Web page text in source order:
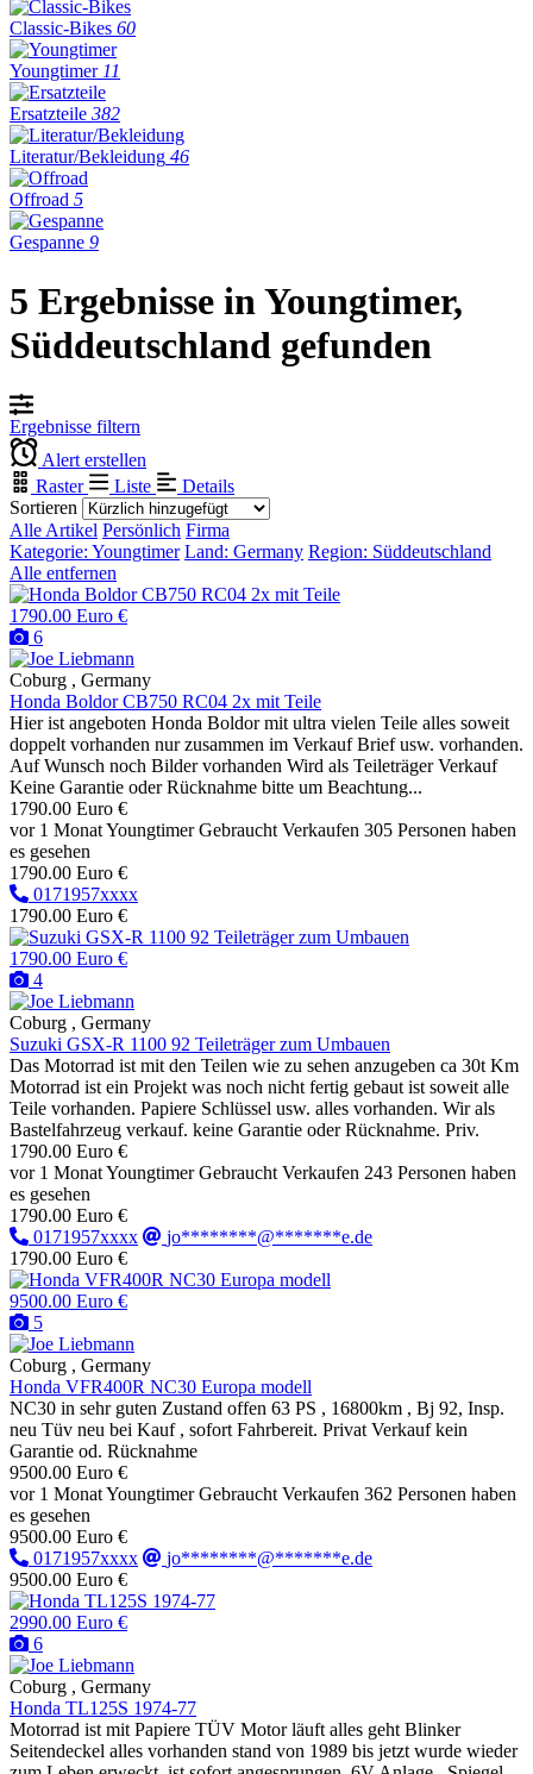
Classic-Bikes 60
Youngtimer 11
Ersatzteile 382
Literatur/Bekleidung 46
Offroad 5
Gespanne 9
5 Ergebnisse in Youngtimer,
Süddeutschland gefunden
Ergebnisse filtern
Alert erstellen
Raster
Liste
Details
Sortieren
Alle Artikel Persönlich Firma
Kategorie: Youngtimer Land: Germany Region: Süddeutschland
Alle entfernen
1790.00 Euro €
6
Coburg , Germany
Honda Boldor CB750 RC04 2x mit Teile
Hier ist angeboten Honda Boldor mit ultra vielen Teile alles soweit
doppelt vorhanden nur zusammen im Verkauf Brief usw. vorhanden.
Auf Wunsch noch Bilder vorhanden Wird als Teileträger Verkauf
Keine Garantie oder Rücknahme bitte um Beachtung...
1790.00 Euro €
vor 1 MonatYoungtimer Gebraucht Verkaufen 305 Personen haben
es gesehen
1790.00 Euro €
0171957xxxx
1790.00 Euro €
1790.00 Euro €
4
Coburg , Germany
Suzuki GSX-R 1100 92 Teileträger zum Umbauen
Das Motorrad ist mit den Teilen wie zu sehen anzugeben ca 30t Km
Motorrad ist ein Projekt was noch nicht fertig gebaut ist soweit alle
Teile vorhanden. Papiere Schlüssel usw. alles vorhanden. Wir als
Bastelfahrzeug verkauf. keine Garantie oder Rücknahme. Priv.
1790.00 Euro €
vor 1 MonatYoungtimer Gebraucht Verkaufen 243 Personen haben
es gesehen
1790.00 Euro €
0171957xxxx
jo********@*******e.de
1790.00 Euro €
9500.00 Euro €
5
Coburg , Germany
Honda VFR400R NC30 Europa modell
NC30 in sehr guten Zustand offen 63 PS , 16800km , Bj 92, Insp.
neu Tüv neu bei Kauf , sofort Fahrbereit. Privat Verkauf kein
Garantie od. Rücknahme
9500.00 Euro €
vor 1 MonatYoungtimer Gebraucht Verkaufen 362 Personen haben
es gesehen
9500.00 Euro €
0171957xxxx
jo********@*******e.de
9500.00 Euro €
2990.00 Euro €
6
Coburg , Germany
Honda TL125S 1974-77
Motorrad ist mit Papiere TÜV Motor läuft alles geht Blinker
Seitendeckel alles vorhanden stand von 1989 bis jetzt wurde wieder